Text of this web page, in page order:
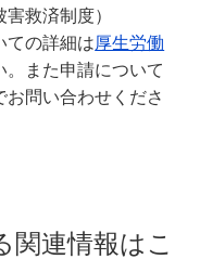
救済制度）
ての詳細は厚生労働
。また申請について
問い合わせくださ
関連情報はこ